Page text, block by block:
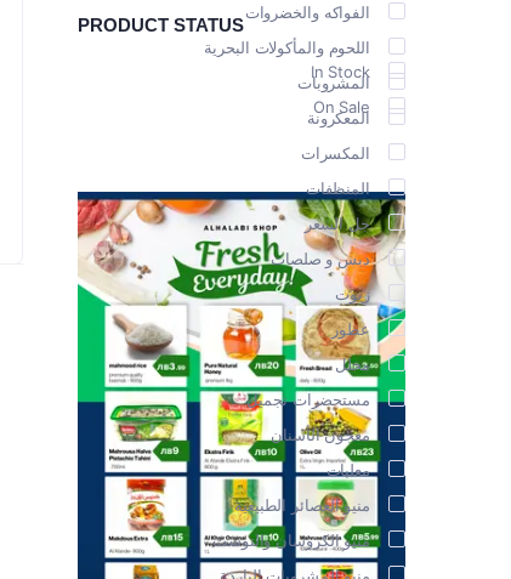
الفواكه والخضروات
اللحوم والمأكولات البحرية
المشروبات
المعكرونة
المكسرات
المنظفات
جل الشعر
دبس و صلصات
زيوت
عطور
مخلل
مستحضرات تجميل
معجون الأسنان
معلبات
منيو العصائر الطبيعية
منيو الكروسان والتوست
منيو المشروبات الباردة
PRODUCT STATUS
In Stock
On Sale